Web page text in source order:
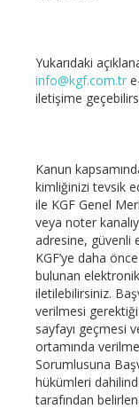
Yukarıdaki
info@kgf.com.tr
iletişime
Kanun
kimliğinizi tevsik
ile KGF Genel
veya noter
adresine, güvenli
KGF’ye daha
bulunan
iletilebilirsiniz.
verilmesi gerektiği
sayfayı geçmesi
ortamında
Sorumlusuna
hükümleri
tarafından